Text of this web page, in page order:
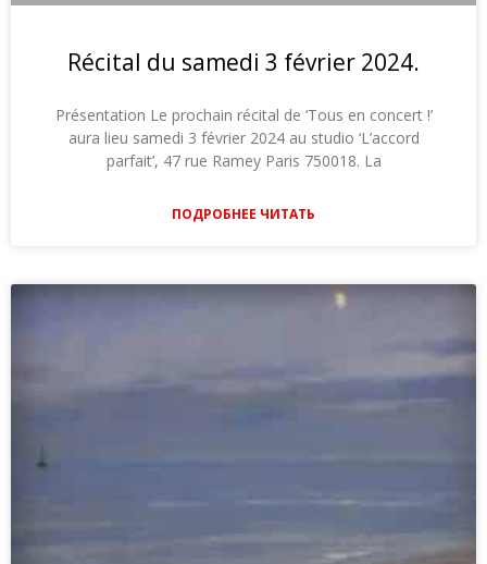
Récital du samedi 3 février 2024.
Présentation Le prochain récital de ‘Tous en concert !’
aura lieu samedi 3 février 2024 au studio ‘L’accord
parfait’, 47 rue Ramey Paris 750018. La
ПОДРОБНЕЕ ЧИТАТЬ